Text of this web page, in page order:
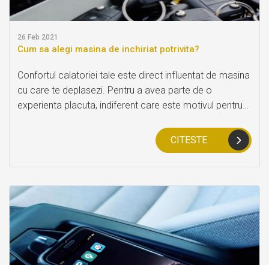
26 Feb 2021
Cum sa alegi masina de inchiriat potrivita?
Confortul calatoriei tale este direct influentat de masina
cu care te deplasezi. Pentru a avea parte de o
experienta placuta, indiferent care este motivul pentru
vedere cateva criterii in functie de care sa alegi cea
CITESTE